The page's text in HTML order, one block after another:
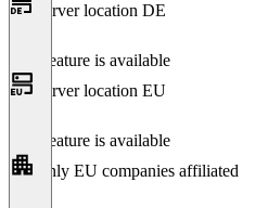
Server location DE
This feature is available
Server location EU
This feature is available
Only EU companies affiliated